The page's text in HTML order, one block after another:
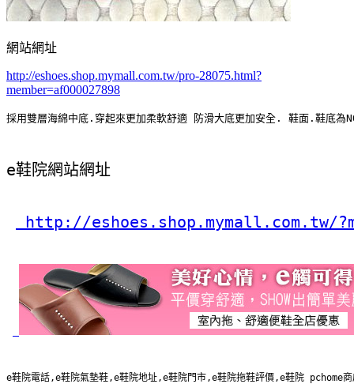
網站網址
http://eshoes.shop.mymall.com.tw/pro-28075.html?
member=af000027898
採用雙層海綿中底.穿起來更加柔軟舒適 防滑大底更加安全. 鞋面.鞋底
e鞋院網站網址
http://eshoes.shop.mymall.com.tw/
e鞋院電話,e鞋院氣墊鞋,e鞋院地址,e鞋院門市,e鞋院拖鞋評價,e鞋院 pchome